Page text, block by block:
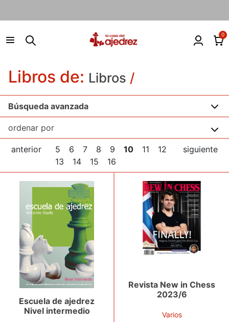
0
Libros de: Libros /
Búsqueda avanzada
anterior 5 6 7 8 9 10 11
12
13
14 15 16
siguiente
Escuela de ajedrez
Nivel intermedio
Revista New in Chess
2023/6
Varios